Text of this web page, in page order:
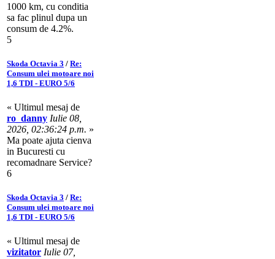
1000 km, cu conditia
sa fac plinul dupa un
consum de 4.2%.
5
Skoda Octavia 3 / Re:
Consum ulei motoare noi
1,6 TDI - EURO 5/6
« Ultimul mesaj de
ro_danny Iulie 08,
2026, 02:36:24 p.m. »
Ma poate ajuta cienva
in Bucuresti cu
recomadnare Service?
6
Skoda Octavia 3 / Re:
Consum ulei motoare noi
1,6 TDI - EURO 5/6
« Ultimul mesaj de
vizitator Iulie 07,